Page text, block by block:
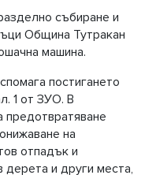
събиране и
Община Тутракан
машина.
постигането
1 от ЗУО. В
на
отпадък и
дерета и други места,